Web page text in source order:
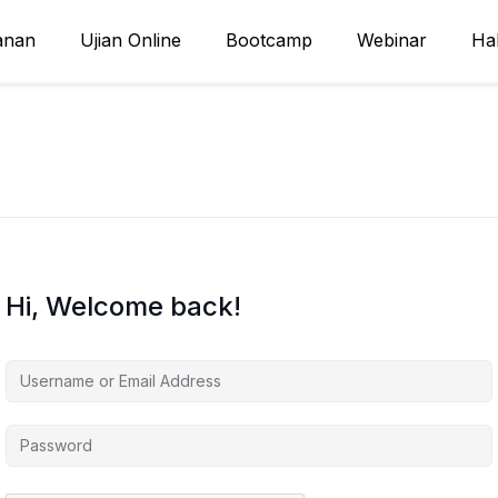
Ujian Online Bootcamp Webinar
Hi, Welcome back!